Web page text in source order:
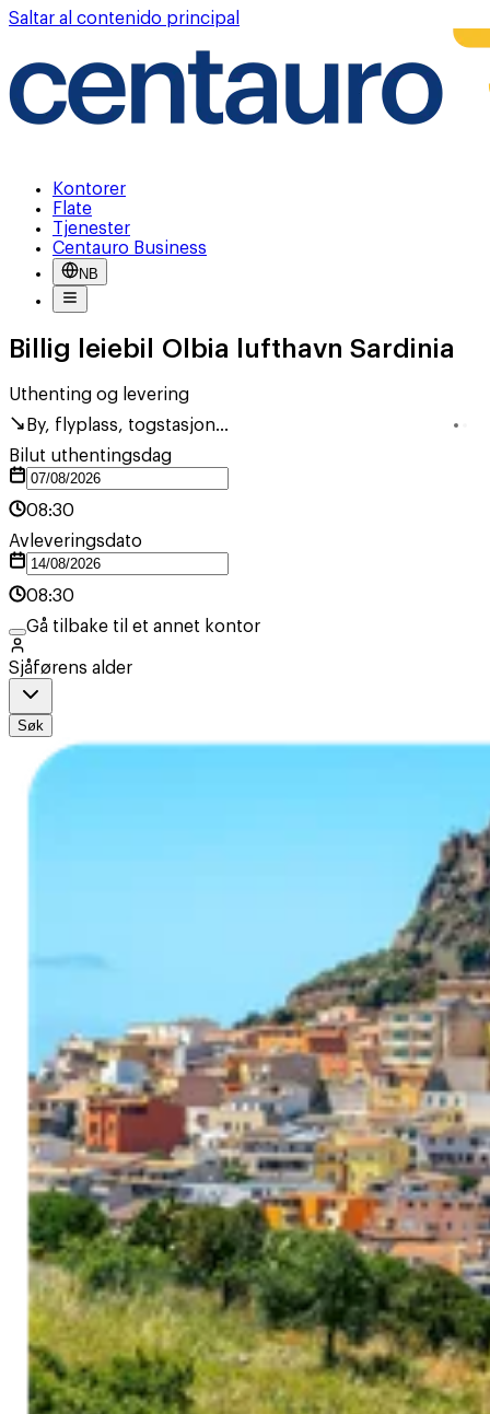
Saltar al contenido principal
Kontorer
Flate
Tjenester
Centauro Business
NB
Billig leiebil Olbia lufthavn Sardinia
Uthenting og levering
By, flyplass, togstasjon...
Bilut uthentingsdag
08:30
Avleveringsdato
08:30
Gå tilbake til et annet kontor
Sjåførens alder
Søk